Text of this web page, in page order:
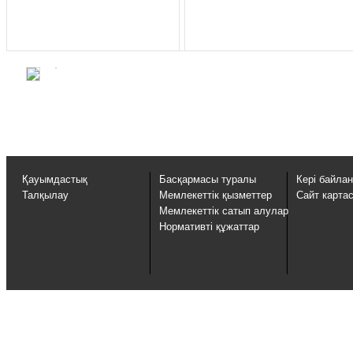
Қауымдастық
Талқылау
Басқармасы туралы
Мемлекеттік қызметтер
Мемлекеттік сатып алулар
Нормативті құжаттар
Кері
Сайт